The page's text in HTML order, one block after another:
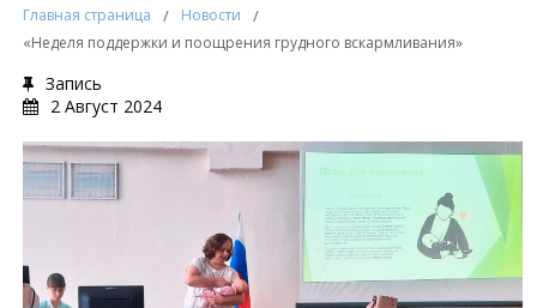
Главная страница / Новости /
«Неделя поддержки и поощрения грудного вскармливания»
Запись
2 Август 2024